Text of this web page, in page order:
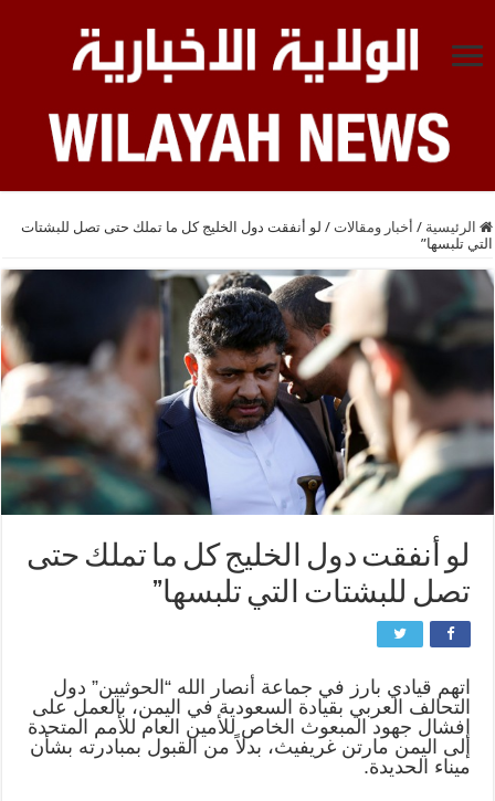
الرئيسية / أخبار ومقالات / لو أنفقت دول الخليج كل ما تملك حتى تصل للبشتات
التي تلبسها”
لو أنفقت دول الخليج كل ما تملك حتى
تصل للبشتات التي تلبسها”
اتهم قيادي بارز في جماعة أنصار الله “الحوثيين” دول
التحالف العربي بقيادة السعودية في اليمن، بالعمل على
إفشال جهود المبعوث الخاص للأمين العام للأمم المتحدة
إلى اليمن مارتن غريفيث، بدلاً من القبول بمبادرته بشأن
ميناء الحديدة.